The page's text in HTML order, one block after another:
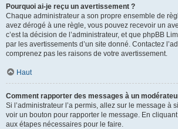
Pourquoi ai-je reçu un avertissement ?
Chaque administrateur a son propre ensemble de
avez dérogé à une règle, vous pouvez recevoir un
c’est la décision de l’administrateur, et que phpBB
par les avertissements d’un site donné. Contactez
comprenez pas les raisons de votre avertissement.
Haut
Comment rapporter des messages à un
Si l’administrateur l’a permis, allez sur le message à
voir un bouton pour rapporter le message. En
aux étapes nécessaires pour le faire.